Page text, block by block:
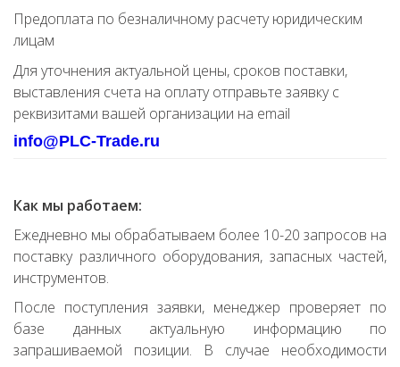
Предоплата по безналичному расчету юридическим
лицам
Для уточнения актуальной цены, сроков поставки,
выставления счета на оплату отправьте заявку с
реквизитами вашей организации на email
info@PLC-Trade.ru
Как мы работаем:
Ежедневно мы обрабатываем более 10-20 запросов на
поставку различного оборудования, запасных частей,
инструментов.
После поступления заявки, менеджер проверяет по
базе данных актуальную информацию по
запрашиваемой позиции. В случае необходимости